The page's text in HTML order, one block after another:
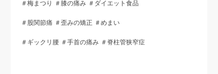
＃梅まつり ＃膝の痛み ＃ダイエット食品
＃股関節痛 ＃歪みの矯正 ＃めまい
＃ギックリ腰 ＃手首の痛み ＃脊柱管狭窄症